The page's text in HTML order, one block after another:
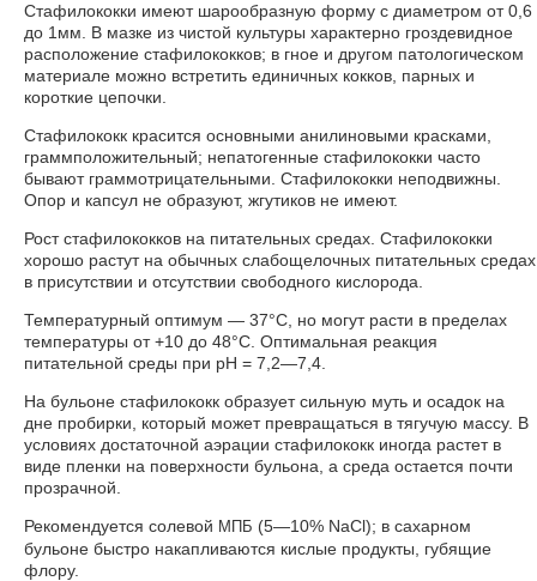
Стафилококки имеют шарообразную форму с диаметром от 0,6
до 1мм. В мазке из чистой культуры характерно гроздевидное
расположение стафилококков; в гное и другом патологическом
материале можно встретить единичных кокков, парных и
короткие цепочки.
Стафилококк красится основными анилиновыми красками,
граммположительный; непатогенные стафилококки часто
бывают граммотрицательными. Стафилококки неподвижны.
Опор и капсул не образуют, жгутиков не имеют.
Рост стафилококков на питательных средах. Стафилококки
хорошо растут на обычных слабощелочных питательных средах
в присутствии и отсутствии свободного кислорода.
Температурный оптимум — 37°С, но могут расти в пределах
температуры от +10 до 48°С. Оптимальная реакция
питательной среды при рН = 7,2—7,4.
На бульоне стафилококк образует сильную муть и осадок на
дне пробирки, который может превращаться в тягучую массу. В
условиях достаточной аэрации стафилококк иногда растет в
виде пленки на поверхности бульона, а среда остается почти
прозрачной.
Рекомендуется солевой МПБ (5—10% NaCl); в сахарном
бульоне быстро накапливаются кислые продукты, губящие
флору.